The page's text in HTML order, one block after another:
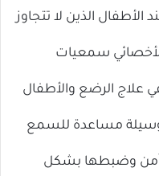
الذين لا تتجاوز
لأخصائي سمعيات
علاج الرضع والأطفال
مساعدة للسمع
آمن وضبطها بشكل